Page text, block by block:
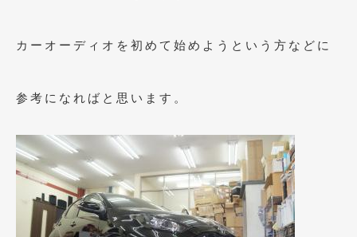
2021年7月(7)
2021年3月(1)
2021年1月(2)
2020年12月 (2)
2020年11月(2)
2020年10月(1)
カーオーディオを初めて始めようという方などに
参考になればと思います。